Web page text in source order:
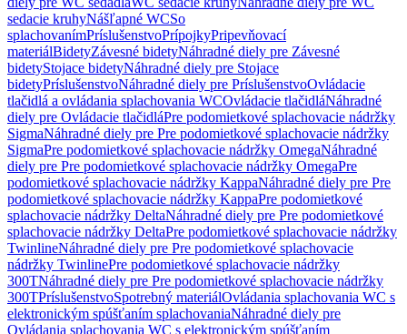
sedacie kruhyNášľapné WCSo
splachovanímPríslušenstvoPrípojkyPripevňovací
materiálBidetyZávesné bidetyNáhradné diely pre Závesné
bidetyStojace bidetyNáhradné diely pre Stojace
bidetyPríslušenstvoNáhradné diely pre PríslušenstvoOvládacie
tlačidlá a ovládania splachovania WCOvládacie tlačidláNáhradné
diely pre Ovládacie tlačidláPre podomietkové splachovacie nádržky
SigmaNáhradné diely pre Pre podomietkové splachovacie nádržky
SigmaPre podomietkové splachovacie nádržky OmegaNáhradné
diely pre Pre podomietkové splachovacie nádržky OmegaPre
podomietkové splachovacie nádržky KappaNáhradné diely pre Pre
podomietkové splachovacie nádržky KappaPre podomietkové
splachovacie nádržky DeltaNáhradné diely pre Pre podomietkové
splachovacie nádržky DeltaPre podomietkové splachovacie nádržky
TwinlineNáhradné diely pre Pre podomietkové splachovacie
nádržky TwinlinePre podomietkové splachovacie nádržky
300TNáhradné diely pre Pre podomietkové splachovacie nádržky
300TPríslušenstvoSpotrebný materiálOvládania splachovania WC s
elektronickým spúšťaním splachovaniaNáhradné diely pre
Ovládania splachovania WC s elektronickým spúšťaním